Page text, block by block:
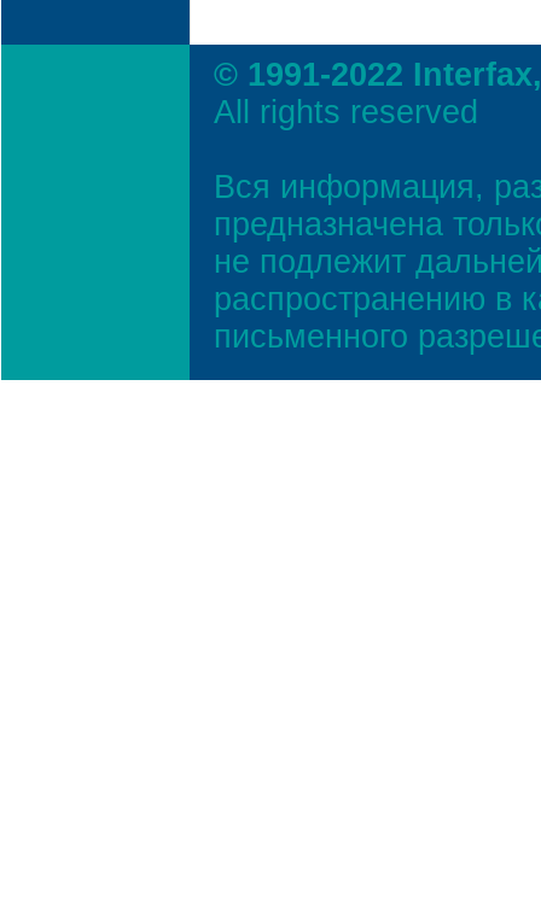
© 1991-2022
All rights reserved
Вся информация,
предназначена
не подлежит
распространению в
письменного